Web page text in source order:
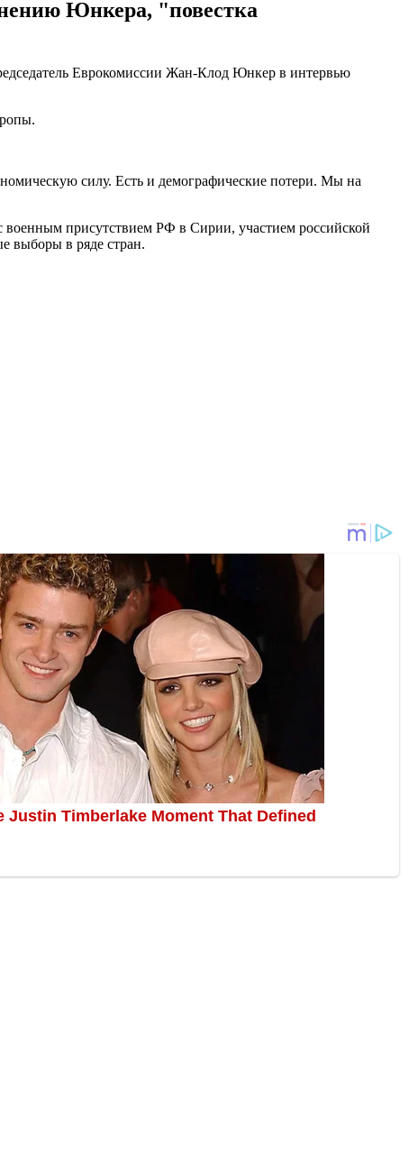
Юнкера, "повестка
Еврокомиссии Жан-Клод Юнкер в интервью
силу. Есть и демографические потери. Мы на
присутствием РФ в Сирии, участием российской
выборы в ряде стран.